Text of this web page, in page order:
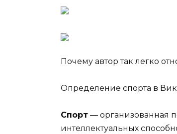
Почему автор так легко
Определение спорта в
Спорт — организованная
интеллектуальных